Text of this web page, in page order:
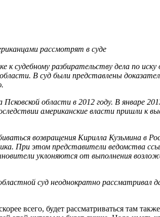
рассмотрят в суде
судебному разбирательству дела по
В суд были представлены
области в 2012 году. В январе
американские власти пришли к
возвращения Кирилла Кузьмина в
При этом представители ведомства
уклоняются от выполнения
суд неоднократно рассматривал
всего, будет рассматриваться там